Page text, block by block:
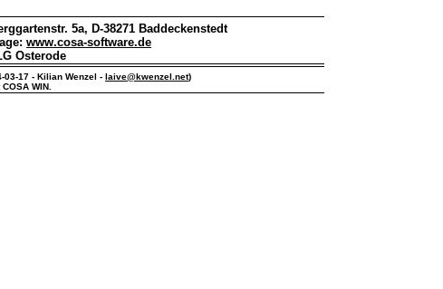
5a, D-38271 Baddeckenstedt
www.cosa-software.de
Osterode
03-17 - Kilian Wenzel - laive@kwenzel.net)
WIN.